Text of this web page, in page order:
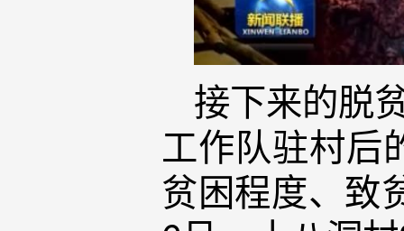
接下来的脱
工作队驻村后
贫困程度、致